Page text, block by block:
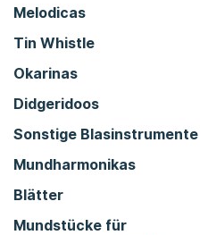
Melodicas
Tin Whistle
Okarinas
Didgeridoos
Sonstige Blasinstrumente
Mundharmonikas
Blätter
Mundstücke für